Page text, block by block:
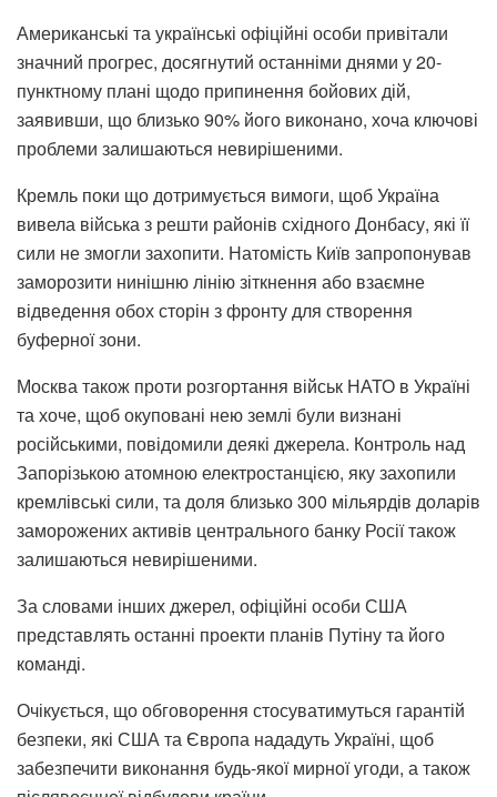
Американські та українські офіційні особи привітали
значний прогрес, досягнутий останніми днями у 20-
пунктному плані щодо припинення бойових дій,
заявивши, що близько 90% його виконано, хоча ключові
проблеми залишаються невирішеними.
Кремль поки що дотримується вимоги, щоб Україна
вивела війська з решти районів східного Донбасу, які її
сили не змогли захопити. Натомість Київ запропонував
заморозити нинішню лінію зіткнення або взаємне
відведення обох сторін з фронту для створення
буферної зони.
Москва також проти розгортання військ НАТО в Україні
та хоче, щоб окуповані нею землі були визнані
російськими, повідомили деякі джерела. Контроль над
Запорізькою атомною електростанцією, яку захопили
кремлівські сили, та доля близько 300 мільярдів доларів
заморожених активів центрального банку Росії також
залишаються невирішеними.
За словами інших джерел, офіційні особи США
представлять останні проекти планів Путіну та його
команді.
Очікується, що обговорення стосуватимуться гарантій
безпеки, які США та Європа нададуть Україні, щоб
забезпечити виконання будь-якої мирної угоди, а також